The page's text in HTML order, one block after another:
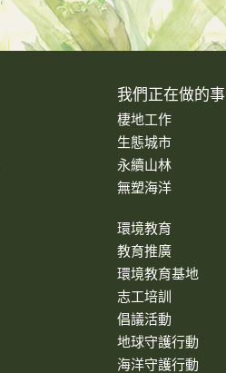
我們正在做的事
棲地工作
生態城市
永續山林
無塑海洋
環境教育
教育推廣
環境教育基地
志工培訓
倡議活動
地球守護行動
海洋守護行動